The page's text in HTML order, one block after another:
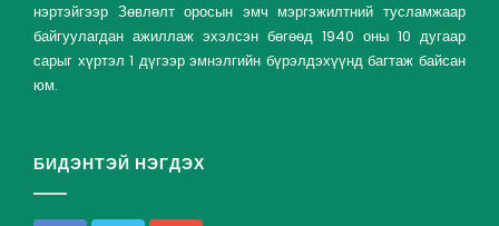
нэртэйгээр Зөвлөлт оросын эмч мэргэжилтний тусламжаар
байгуулагдан ажиллаж эхэлсэн бөгөөд 1940 оны 10 дугаар
сарыг хүртэл 1 дүгээр эмнэлгийн бүрэлдэхүүнд багтаж байсан
юм.
БИДЭНТЭЙ НЭГДЭХ